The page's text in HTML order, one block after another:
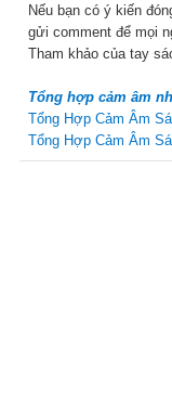
Nếu bạn có ý kiến
gửi comment để mọi
Tham khảo của tay
Tổng hợp cảm âm
Tổng Hợp Cảm Âm
Tổng Hợp Cảm Âm